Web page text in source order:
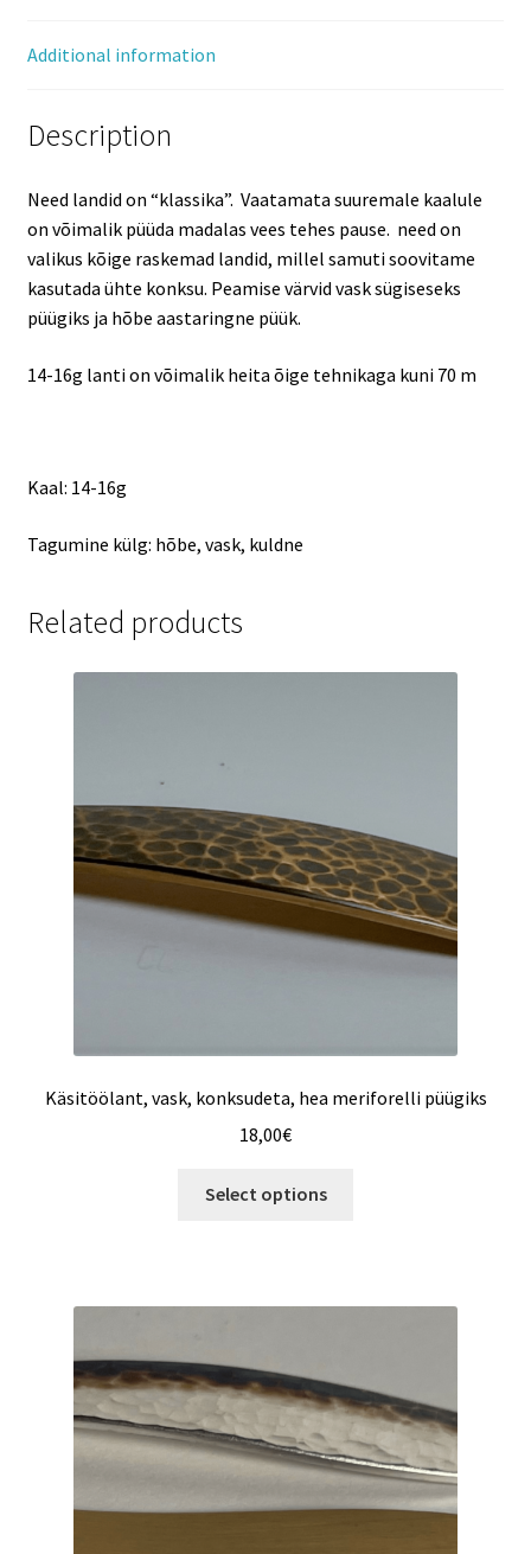
Additional information
Description
Need landid on “klassika”. Vaatamata suuremale kaalule
on võimalik püüda madalas vees tehes pause. need on
valikus kõige raskemad landid, millel samuti soovitame
kasutada ühte konksu. Peamise värvid vask sügiseseks
püügiks ja hõbe aastaringne püük.
14-16g lanti on võimalik heita õige tehnikaga kuni 70 m
Kaal: 14-16g
Tagumine külg: hõbe, vask, kuldne
Related products
Käsitöölant, vask, konksudeta, hea meriforelli püügiks
18,00€
Select options